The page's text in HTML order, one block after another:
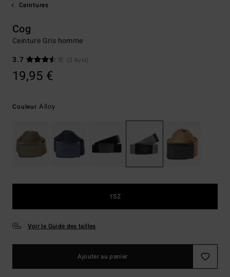
Ceintures
Cog
Ceinture Gris homme
3.7
(3 Avis)
19,95 €
Couleur Alloy
1SZ
Voir le Guide des tailles
Ajouter au panier